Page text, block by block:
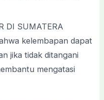
DI SUMATERA
kelembapan dapat
jika tidak ditangani
mengatasi